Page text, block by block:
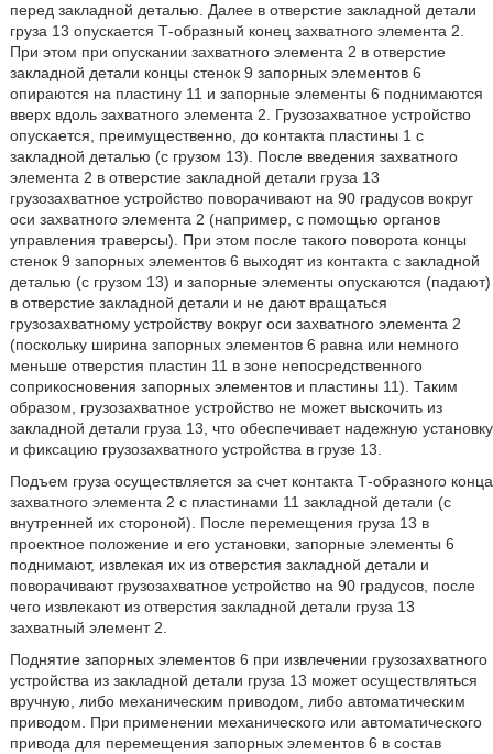
перед закладной деталью. Далее в отверстие закладной детали
груза 13 опускается Т-образный конец захватного элемента 2.
При этом при опускании захватного элемента 2 в отверстие
закладной детали концы стенок 9 запорных элементов 6
опираются на пластину 11 и запорные элементы 6 поднимаются
вверх вдоль захватного элемента 2. Грузозахватное устройство
опускается, преимущественно, до контакта пластины 1 с
закладной деталью (с грузом 13). После введения захватного
элемента 2 в отверстие закладной детали груза 13
грузозахватное устройство поворачивают на 90 градусов вокруг
оси захватного элемента 2 (например, с помощью органов
управления траверсы). При этом после такого поворота концы
стенок 9 запорных элементов 6 выходят из контакта с закладной
деталью (с грузом 13) и запорные элементы опускаются (падают)
в отверстие закладной детали и не дают вращаться
грузозахватному устройству вокруг оси захватного элемента 2
(поскольку ширина запорных элементов 6 равна или немного
меньше отверстия пластин 11 в зоне непосредственного
соприкосновения запорных элементов и пластины 11). Таким
образом, грузозахватное устройство не может выскочить из
закладной детали груза 13, что обеспечивает надежную установку
и фиксацию грузозахватного устройства в грузе 13.
Подъем груза осуществляется за счет контакта Т-образного конца
захватного элемента 2 с пластинами 11 закладной детали (с
внутренней их стороной). После перемещения груза 13 в
проектное положение и его установки, запорные элементы 6
поднимают, извлекая их из отверстия закладной детали и
поворачивают грузозахватное устройство на 90 градусов, после
чего извлекают из отверстия закладной детали груза 13
захватный элемент 2.
Поднятие запорных элементов 6 при извлечении грузозахватного
устройства из закладной детали груза 13 может осуществляться
вручную, либо механическим приводом, либо автоматическим
приводом. При применении механического или автоматического
привода для перемещения запорных элементов 6 в состав